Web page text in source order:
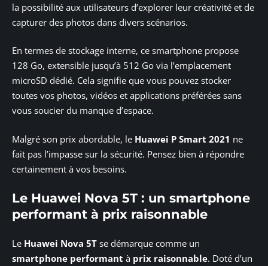
la possibilité aux utilisateurs d’explorer leur créativité et de
capturer des photos dans divers scénarios.
En termes de stockage interne, ce smartphone propose
128 Go, extensible jusqu’à 512 Go via l’emplacement
microSD dédié. Cela signifie que vous pouvez stocker
toutes vos photos, vidéos et applications préférées sans
vous soucier du manque d’espace.
Malgré son prix abordable, le Huawei P Smart 2021 ne
fait pas l’impasse sur la sécurité. Pensez bien à répondre
certainement à vos besoins.
Le Huawei Nova 5T : un smartphone
performant à prix raisonnable
Le Huawei Nova 5T se démarque comme un
smartphone performant à prix raisonnable. Doté d’un